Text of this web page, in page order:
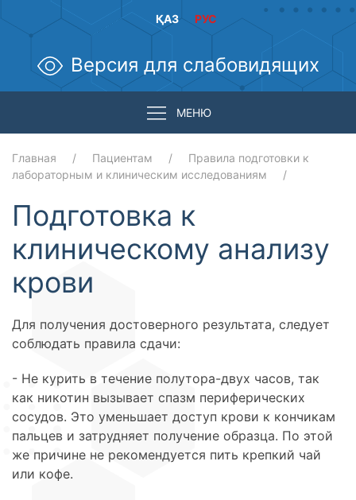
РУС
ҚАЗ
Версия для слабовидящих
МЕНЮ
Главная Пациентам
Правила подготовки к
лабораторным и клиническим исследованиям
Подготовка к
клиническому анализу
крови
Для получения достоверного результата, следует
соблюдать правила сдачи:
- Не курить в течение полутора-двух часов, так
как никотин вызывает спазм периферических
сосудов. Это уменьшает доступ крови к кончикам
пальцев и затрудняет получение образца. По этой
же причине не рекомендуется пить крепкий чай
или кофе.